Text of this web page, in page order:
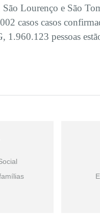
São Lourenço e São
casos casos
pessoas